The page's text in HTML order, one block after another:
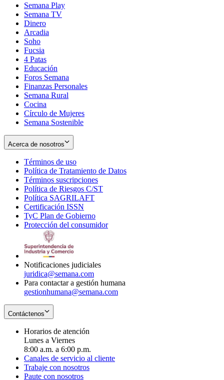
Semana Play
Semana TV
Dinero
Arcadia
Soho
in
new
window
Fucsia
in
new
window
4 Patas
Educación
Foros Semana
Finanzas Personales
Semana Rural
Cocina
Círculo de Mujeres
Semana Sostenible
Acerca de nosotros
Términos de uso
in
new
window
Política de Tratamiento de Datos
Términos suscripciones
in
Política de Riesgos C/ST
Política SAGRILAFT
new
window
Certificación ISSN
in
new
TyC Plan de Gobierno
in
Protección del consumidorOpens
Notificaciones judiciales
juridica@semana.com
Para contactar a gestión humana
gestionhumana@semana.com
Contáctenos
Horarios de atención
Lunes a Viernes
8:00 a.m. a 6:00 p.m.
Canales de servicio al cliente
Trabaje con nosotros
Paute con nosotros